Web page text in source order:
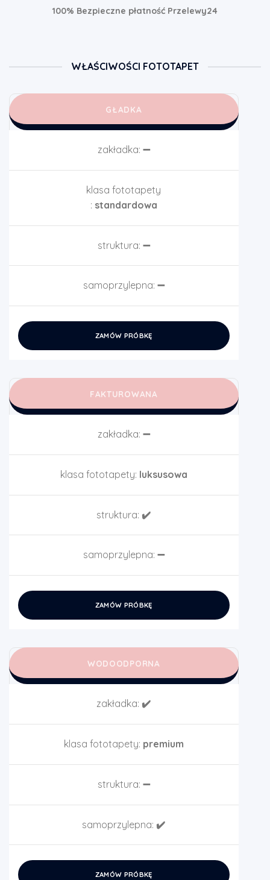
100% Bezpieczne płatność Przelewy24
WŁAŚCIWOŚCI FOTOTAPET
GŁADKA
zakładka: ➖
klasa fototapety
: standardowa
struktura: ➖
samoprzylepna: ➖
ZAMÓW PRÓBKĘ
FAKTUROWANA
zakładka: ➖
klasa fototapety: luksusowa
struktura: ✔️
samoprzylepna: ➖
ZAMÓW PRÓBKĘ
WODOODPORNA
zakładka: ✔️
klasa fototapety: premium
struktura: ➖
samoprzylepna: ✔️
ZAMÓW PRÓBKĘ